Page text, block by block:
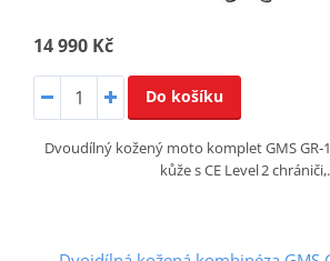
14 990 Kč
Do košíku
Dvoudílný kožený moto komplet GMS
kůže s CE Level 2